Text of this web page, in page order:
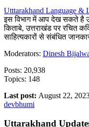
Utttarakhand Language &
इस विभाग में आप देख सकते है
किताबे, उत्तराखंड पर रचित
साहित्यकारों से संबंधित
Moderators: Dinesh
Posts: 20,938
Topics: 148
Last post: August 22,
devbhumi
Uttarakhand